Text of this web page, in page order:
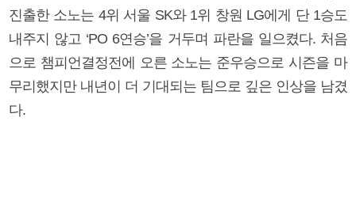
진출한 소노는 4위 서울 SK와 1위 창원 LG에게 단 1승도
내주지 않고 ‘PO 6연승’을 거두며 파란을 일으켰다. 처음
으로 챔피언결정전에 오른 소노는 준우승으로 시즌을 마
무리했지만 내년이 더 기대되는 팀으로 깊은 인상을 남겼
다.